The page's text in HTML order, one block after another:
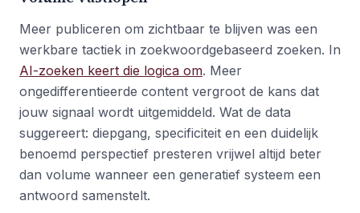
Meer publiceren om zichtbaar te blijven was een
werkbare tactiek in zoekwoordgebaseerd zoeken. In
AI-zoeken keert die logica om. Meer
ongedifferentieerde content vergroot de kans dat
jouw signaal wordt uitgemiddeld. Wat de data
suggereert: diepgang, specificiteit en een duidelijk
benoemd perspectief presteren vrijwel altijd beter
dan volume wanneer een generatief systeem een
antwoord samenstelt.